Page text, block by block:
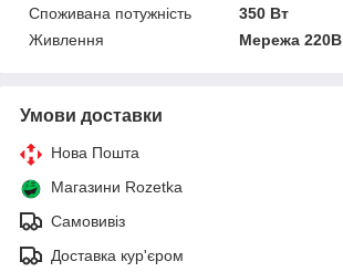
Споживана потужність
350 Вт
Живлення
Мережа 220В
Умови доставки
Нова Пошта
Магазини Rozetka
Самовивіз
Доставка кур'єром